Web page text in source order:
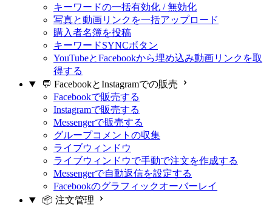
キーワードの一括有効化 / 無効化
写真と動画リンクを一括アップロード
購入者名簿を投稿
キーワードSYNCボタン
YouTubeとFacebookから埋め込み動画リンクを取
得する
💬 FacebookとInstagramでの販売
Facebookで販売する
Instagramで販売する
Messengerで販売する
グループコメントの収集
ライブウィンドウ
ライブウィンドウで手動で注文を作成する
Messengerで自動返信を設定する
Facebookのグラフィックオーバーレイ
📦 注文管理